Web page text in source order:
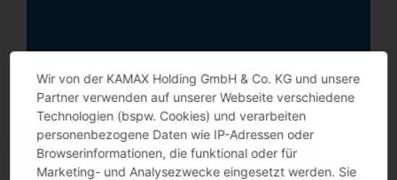
Wir von der KAMAX Holding GmbH & Co. KG und unsere
Partner verwenden auf unserer Webseite verschiedene
Technologien (bspw. Cookies) und verarbeiten
personenbezogene Daten wie IP-Adressen oder
Browserinformationen, die funktional oder für
Marketing- und Analysezwecke eingesetzt werden. Sie